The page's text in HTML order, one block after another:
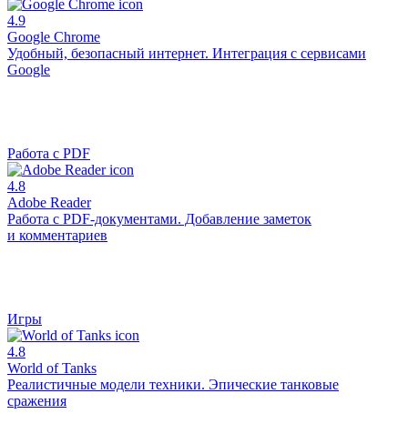
4.9
Google Chrome
Удобный, безопасный интернет. Интеграция с сервисами
Google
Работа с PDF
4.8
Adobe Reader
Работа с PDF-документами. Добавление заметок
и комментариев
Игры
4.8
World of Tanks
Реалистичные модели техники. Эпические танковые
сражения